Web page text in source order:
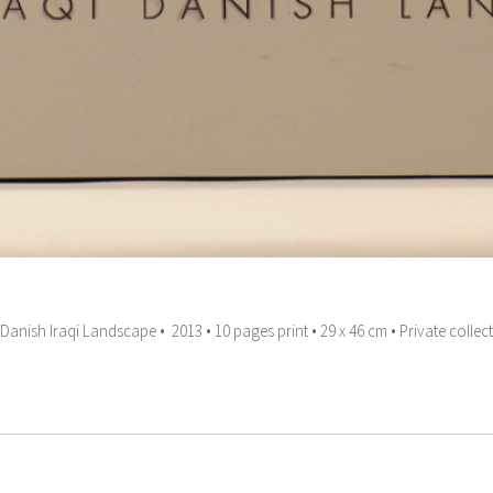
Iraqi Landscape • 2013 • 10 pages print • 29 x 46 cm • Private